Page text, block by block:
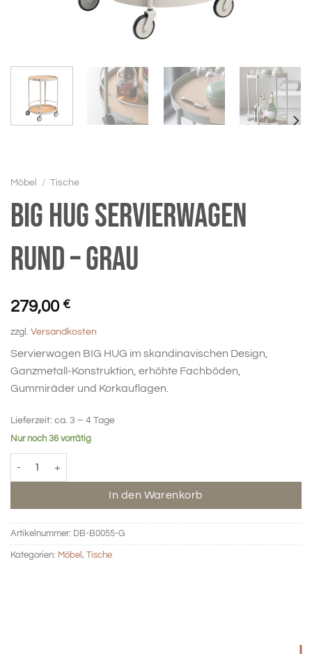
Möbel / Tische
BIG HUG Servierwagen
rund – grau
279,00 €
zzgl. Versandkosten
Servierwagen BIG HUG im skandinavischen Design,
Ganzmetall-Konstruktion, erhöhte Fachböden,
Gummiräder und Korkauflagen.
Lieferzeit: ca. 3 – 4 Tage
Nur noch 36 vorrätig
In den Warenkorb
Artikelnummer: DB-B0055-G
Kategorien: Möbel , Tische